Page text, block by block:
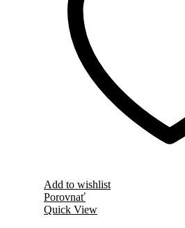
Add to wishlist
Porovnať
Quick View